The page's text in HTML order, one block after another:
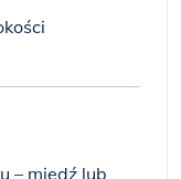
– miedź lub